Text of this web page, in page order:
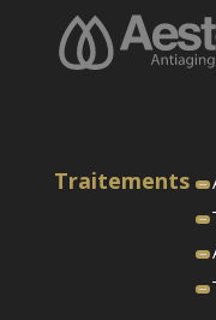
Traitements